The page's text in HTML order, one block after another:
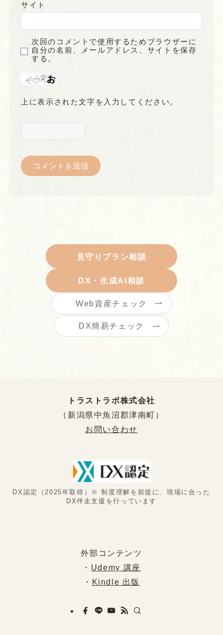
サイト
次回のコメントで使用するためブラウザーに
自分の名前、メールアドレス、サイトを保存
する。
上に表示された文字を入力してください。
見守りプラン相談
DX・生成AI相談
Web資産チェック
DX簡易チェック
トラストラボ株式会社
（新潟県中魚沼郡津南町）
お問い合わせ
DX認定（2025年取得）※ 制度理解を前提に、現場に合った
DX伴走支援を行っています
外部コンテンツ
・ Udemy 講座
・ Kindle 出版